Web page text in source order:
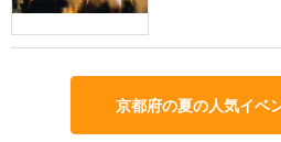
京都府の夏の人気イベ